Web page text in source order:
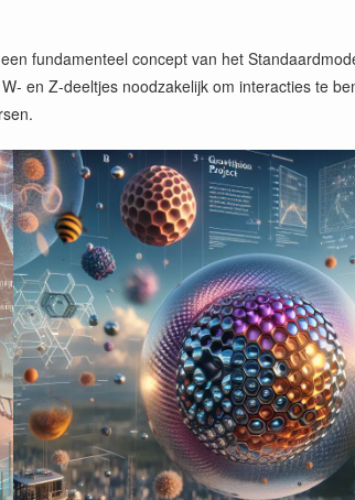
fundamenteel concept van het
en Z-deeltjes noodzakelijk om interacties te